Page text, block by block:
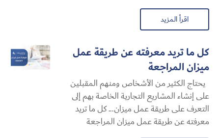
اقرأ المزيد
كل ما تريد معرفته عن طريقة عمل
ميزان المراجعة
يحتاج الكثير من الأشخاص ومنهم المقبلين
على إنشاء المشاريع التجارية الخاصة بهم إلى
التعرف على طريقة عمل ميزان... كل ما تريد
معرفته عن طريقة عمل ميزان المراجعة